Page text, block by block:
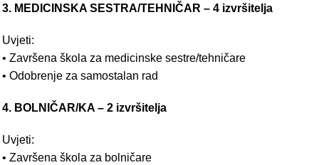
3. MEDICINSKA SESTRA/TEHNIČAR – 4 izvršitelja
Uvjeti:
• Završena škola za medicinske sestre/tehničare
• Odobrenje za samostalan rad
4. BOLNIČAR/KA – 2 izvršitelja
Uvjeti:
• Završena škola za bolničare